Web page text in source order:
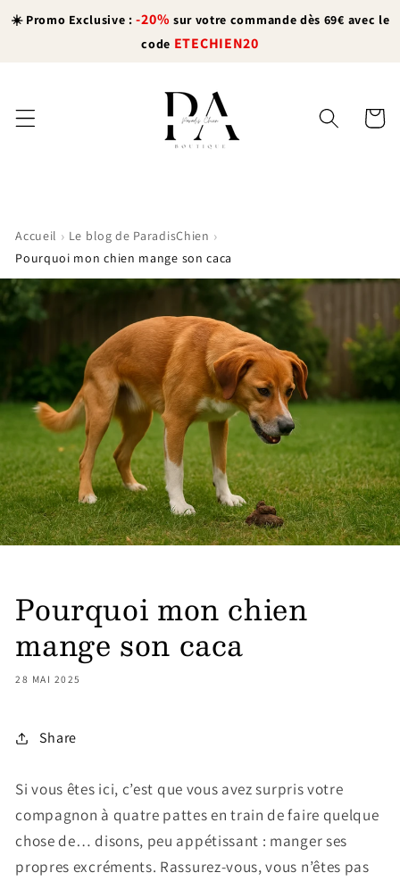
passer
☀️ Promo Exclusive :-20% sur votre commande dès 69€ avec le
code ETECHIEN20
Panier
Accueil › Le blog de ParadisChien ›
Pourquoi mon chien mange son caca
Pourquoi mon chien
mange son caca
28 MAI 2025
Share
Si vous êtes ici, c’est que vous avez surpris votre
compagnon à quatre pattes en train de faire quelque
chose de… disons, peu appétissant : manger ses
propres excréments. Rassurez-vous, vous n’êtes pas